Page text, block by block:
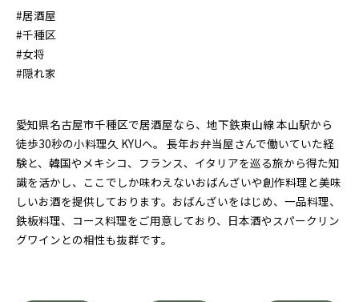
#居酒屋
#千種区
#女将
#隠れ家
愛知県名古屋市千種区で居酒屋なら、地下鉄東山線 本山駅から
徒歩30秒の小料理久 KYUへ。 長年お弁当屋さんで働いていた経
験と、韓国やメキシコ、フランス、イタリアを巡る旅から得た知
識を活かし、ここでしか味わえないおばんざいや創作料理と美味
しいお酒を提供しております。おばんざいをはじめ、一品料理、
鉄板料理、コース料理をご用意しており、日本酒やスパークリン
グワインとの相性も抜群です。